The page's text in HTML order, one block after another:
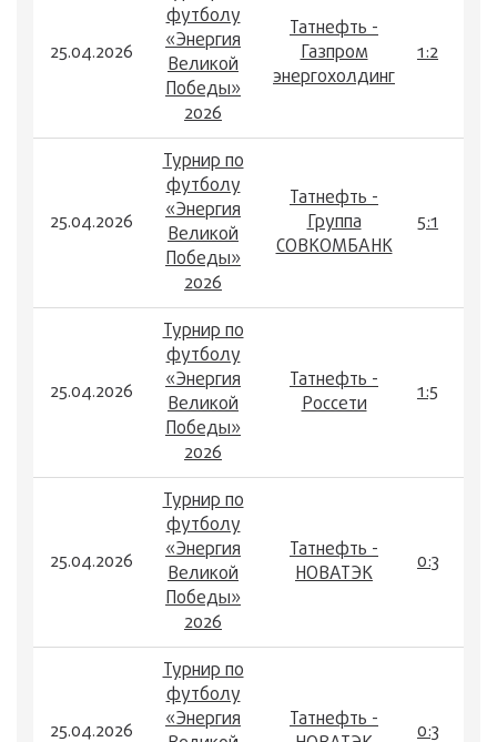
25.04.2026
футболу
«Энергия
Великой
Победы»
2026
Татнефть -
Газпром
энергохолдинг
1:2
25.04.2026
Турнир по
футболу
«Энергия
Великой
Победы»
2026
Татнефть -
Группа
СОВКОМБАНК
5:1
25.04.2026
Турнир по
футболу
«Энергия
Великой
Победы»
2026
Татнефть -
Россети
1:5
25.04.2026
Турнир по
футболу
«Энергия
Великой
Победы»
2026
Татнефть -
НОВАТЭК
0:3
25.04.2026
Турнир по
футболу
«Энергия
Татнефть -
0:3